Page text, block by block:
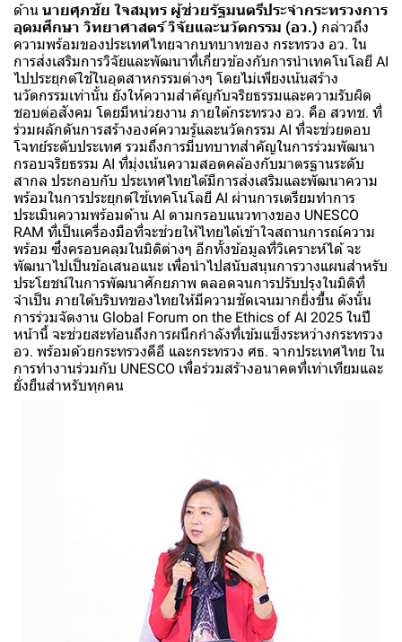
ด้าน นายศุภชัย ใจสมุทร ผู้ช่วยรัฐมนตรีประจำกระทรวงการ
อุดมศึกษา วิทยาศาสตร์ วิจัยและนวัตกรรม (อว.) กล่าวถึง
ความพร้อมของประเทศไทยจากบทบาทของ กระทรวง อว. ใน
การส่งเสริมการวิจัยและพัฒนาที่เกี่ยวข้องกับการนำเทคโนโลยี AI
ไปประยุกต์ใช้ในอุตสาหกรรมต่างๆ โดยไม่เพียงเน้นสร้าง
นวัตกรรมเท่านั้น ยังให้ความสำคัญกับจริยธรรมและความรับผิด
ชอบต่อสังคม โดยมีหน่วยงาน ภายใต้กระทรวง อว. คือ สวทช. ที่
ร่วมผลักดันการสร้างองค์ความรู้และนวัตกรรม AI ที่จะช่วยตอบ
โจทย์ระดับประเทศ รวมถึงการมีบทบาทสำคัญในการร่วมพัฒนา
กรอบจริยธรรม AI ที่มุ่งเน้นความสอดคล้องกับมาตรฐานระดับ
สากล ประกอบกับ ประเทศไทยได้มีการส่งเสริมและพัฒนาความ
พร้อมในการประยุกต์ใช้เทคโนโลยี AI ผ่านการเตรียมทำการ
ประเมินความพร้อมด้าน AI ตามกรอบแนวทางของ UNESCO
RAM ที่เป็นเครื่องมือที่จะช่วยให้ไทยได้เข้าใจสถานการณ์ความ
พร้อม ซึ่งครอบคลุมในมิติต่างๆ อีกทั้งข้อมูลที่วิเคราะห์ได้ จะ
พัฒนาไปเป็นข้อเสนอแนะ เพื่อนำไปสนับสนุนการวางแผนสำหรับ
ประโยชน์ในการพัฒนาศักยภาพ ตลอดจนการปรับปรุงในมิติที่
จำเป็น ภายใต้บริบทของไทยให้มีความชัดเจนมากยิ่งขึ้น ดังนั้น
การร่วมจัดงาน Global Forum on the Ethics of AI 2025 ในปี
หน้านี้ จะช่วยสะท้อนถึงการผนึกกำลังที่เข้มแข็งระหว่างกระทรวง
อว. พร้อมด้วยกระทรวงดีอี และกระทรวง ศธ. จากประเทศไทย ใน
การทำงานร่วมกับ UNESCO เพื่อร่วมสร้างอนาคตที่เท่าเทียมและ
ยั่งยืนสำหรับทุกคน